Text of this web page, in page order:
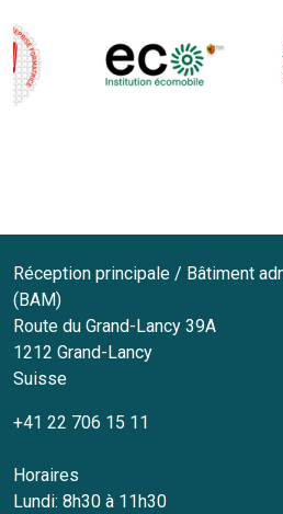
Réception principale / Bâtiment
(BAM)
Route du Grand-Lancy 39A
1212 Grand-Lancy
Suisse
+41 22 706 15 11
Horaires
Lundi: 8h30 à 11h30